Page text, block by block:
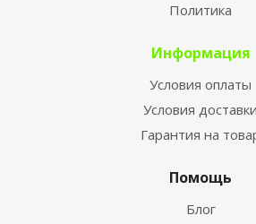
Политика
Информация
Условия оплаты
Условия доставки
Гарантия на
Помощь
Блог